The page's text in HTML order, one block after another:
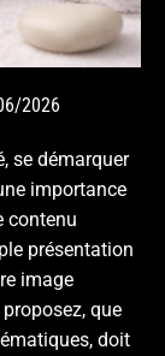
2026
se démarquer
importance
contenu
présentation
image
que
doit